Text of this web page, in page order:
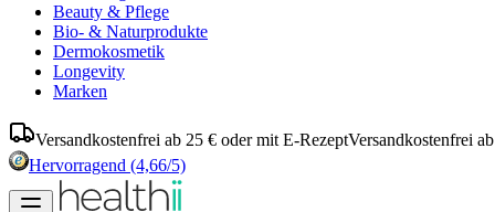
Beauty & Pflege
Bio- & Naturprodukte
Dermokosmetik
Longevity
Marken
Versandkostenfrei ab 25 € oder mit E-RezeptVersandkostenfrei
Hervorragend (4,66/5)